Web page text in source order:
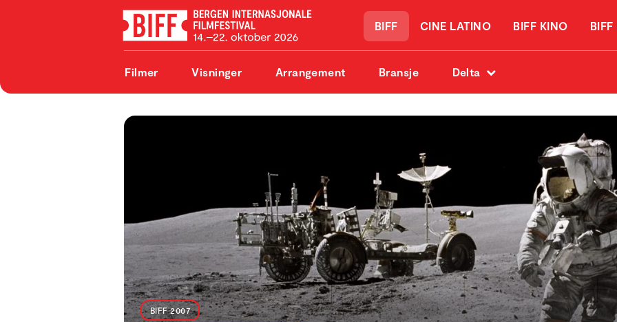
BIFF CINE LATINO BIFF KINO BIFF
Filmer Visninger Arrangement Bransje Delta
BIFF 2007